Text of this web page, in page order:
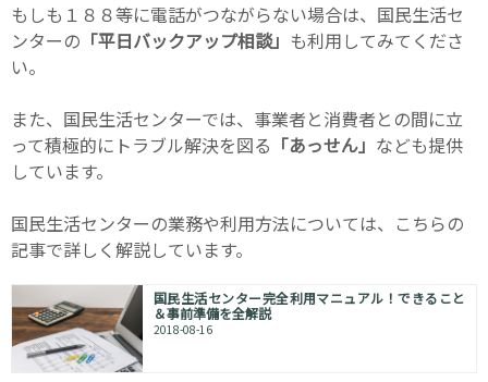
もしも１８８等に電話がつながらない場合は、国民生活セ
ンターの 「平日バックアップ相談」 も利用してみてくださ
い。
また、国民生活センターでは、事業者と消費者との間に立
って積極的にトラブル解決を図る 「あっせん」 なども提供
しています。
国民生活センターの業務や利用方法については、こちらの
記事で詳しく解説しています。
国民生活センター完全利用マニュアル！できること
＆事前準備を全解説
2018-08-16